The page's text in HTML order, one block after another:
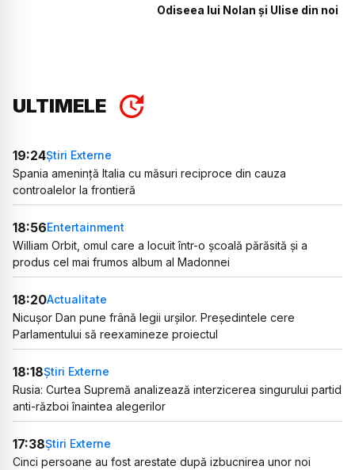
Odiseea lui Nolan și Ulise din noi
ULTIMELE
19:24Știri Externe
Spania amenință Italia cu măsuri reciproce din cauza
controalelor la frontieră
18:56Entertainment
William Orbit, omul care a locuit într-o școală părăsită și a
produs cel mai frumos album al Madonnei
18:20Actualitate
Nicușor Dan pune frână legii urșilor. Președintele cere
Parlamentului să reexamineze proiectul
18:18Știri Externe
Rusia: Curtea Supremă analizează interzicerea singurului partid
anti-război înaintea alegerilor
17:38Știri Externe
Cinci persoane au fost arestate după izbucnirea unor noi